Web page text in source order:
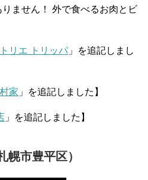
ません！
外で食べるお肉とビ
リエ トリッパ 」を追記しまし
家 」を追記しました】
」を追記しました】
幌市豊平区）